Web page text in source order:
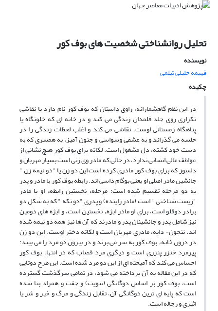
تحلیل روانشناختی شخصیت های بوف کور
نویسنده
فهیمه خلیلى تیلمى
چکیده
در این نظم گاهشمارانه، راوی داستان که بوف کور نام دارد با نقاشی
تکراری روی جلد قلمدان زندگی می کند و در خانه ای که خلوتگاه یا
پناهگاه زمستانی اوست، نقاشی می کند و اغلب لحظات زندگی را در
خلسه می گذراند و به عشقی وسواسی و جنون آمیز، به همسری که به
دست خود کشته، دل مشغول است. لکاته برای بوف کور هیچ نشانی از
عواطف عالی انسانی ندارد، در حالی که مادر وی زنی است بسیار مهربان و
دلسوز که برای بوف کور مادری کرده است این دو زن یا "دو نیمه زن "
جانشین مادر اصلی او یعنی بوگام داسی اند. رابطه بوف کور با مادر و پدر
به دو مرحله تقسیم شده است: مرحلهء نخستین رابطهء او با مادر
"زیست شناختی " است (مادر زاینده) و پدری "دو تکه " که به شکل دو
برادر دوقلو است، برای او مادر ابژهء نخستین است، و ابژه های دومین
نیز شامل پدر و جانشینان پدر و مادرند که آن ها نیز همه دو نیمه شده
اند. ننجون- دایه، مادری مهربان است و لکاته دختر اوست. این دو زن
در درون خانهء بوف کور به سر می برند و در بیرون دو مرد را می بیند:
پیرمرد خنزر پنزری است و دیگری مرد قصاب که در انتها، بوف کور
احساس می کند که آمیخته ای از این دو مرد شده است. این طرح دوتایی
که در این مقاله به آن پرداخته می شود، در تمامی سرگذشت گسترده
است، بوف کور بر اساس دوگانگی (ثنویت) و جفت و همزاد بنا شده
است که پایه ای ترین دوگانگی آن، تقابل زندگی و مرگ و خیر و شر یا
اثیری و رجاله است.